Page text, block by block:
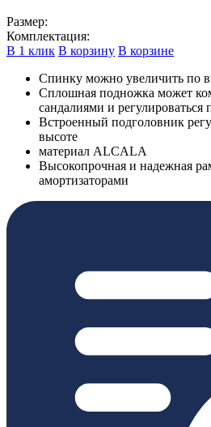
Размер:
Комплектация:
В 1 клик В корзину В корзине
Спинку можно увеличить по
Сплошная подножка может
сандалиями и регулироваться
Встроенный подголовник
высоте
материал ALCALA
Высокопрочная и надежная
амортизаторами